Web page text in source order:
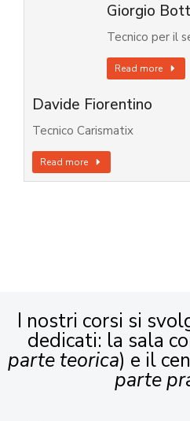
Giorgio
Tecnico per il
Read more
Davide Fiorentino
Tecnico Carismatix
Read more
I nostri corsi si
dedicati: la sala
parte teorica) e il
parte